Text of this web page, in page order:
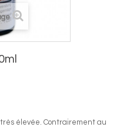
élevée. Contrairement au